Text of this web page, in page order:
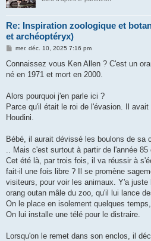
Re: Inspiration zoologique et
et archéoptéryx)
M
s
a
mer. déc. 10, 2025 7:16 pm
Connaissez vous Ken Allen ? C'est un
né en 1971 et mort en 2000.
Alors pourquoi j'en parle ici ?
Parce qu'il était le roi de l'évasion. Il
Houdini.
Bébé, il aurait dévissé les boulons de sa
.. Mais c'est surtout à partir de l'année
Cet été là, par trois fois, il va réussir à
fait-il une fois libre ? Il se promène
visiteurs, pour voir les animaux. Y'a
orang outan mâle du zoo, qu'il lui lance
On le place en isolement quelques
On lui installe une télé pour le distraire.
Lorsqu'on le remet dans son enclos, il